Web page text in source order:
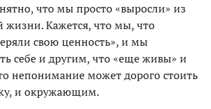
что мы просто «выросли» из
жизни. Кажется, что мы, что
свою ценность», и мы
себе и другим, что «еще живы» и
непонимание может дорого стоить
и окружающим.